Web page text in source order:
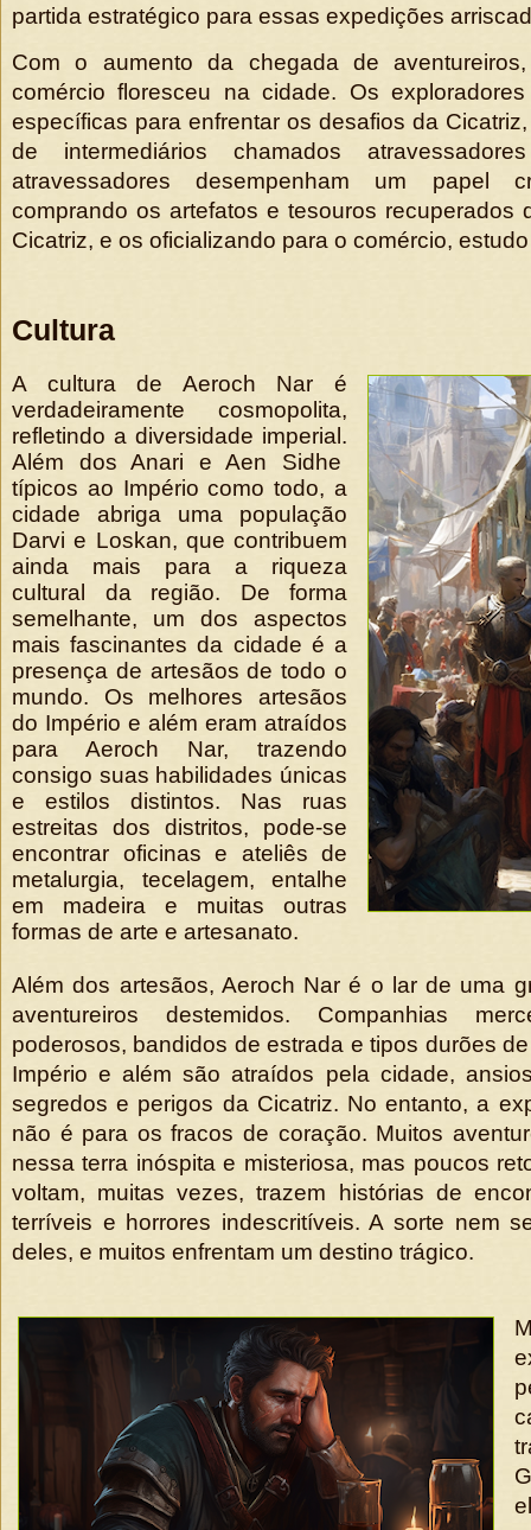
partida estratégico para essas expedições
Com o aumento da chegada de
comércio floresceu na cidade. Os
específicas para enfrentar os desafios da
de intermediários chamados
atravessadores desempenham um papel
comprando os artefatos e tesouros recuperados
Cicatriz, e os oficializando para o comércio,
Cultura
A cultura de Aeroch Nar é
verdadeiramente cosmopolita,
refletindo a diversidade imperial.
Além dos Anari e Aen Sidhe
típicos ao Império como todo, a
cidade abriga uma população
Darvi e Loskan, que contribuem
ainda mais para a riqueza
cultural da região. De forma
semelhante, um dos aspectos
mais fascinantes da cidade é a
presença de artesãos de todo o
mundo. Os melhores artesãos
do Império e além eram atraídos
para Aeroch Nar, trazendo
consigo suas habilidades únicas
e estilos distintos. Nas ruas
estreitas dos distritos, pode-se
encontrar oficinas e ateliês de
metalurgia, tecelagem, entalhe
em madeira e muitas outras
formas de arte e artesanato.
Além dos artesãos, Aeroch Nar é o lar de uma
aventureiros destemidos. Companhias
poderosos, bandidos de estrada e tipos durões
Império e além são atraídos pela cidade,
segredos e perigos da Cicatriz. No entanto, a
não é para os fracos de coração. Muitos
nessa terra inóspita e misteriosa, mas poucos
voltam, muitas vezes, trazem histórias de
terríveis e horrores indescritíveis. A sorte nem
deles, e muitos enfrentam um destino trágico.